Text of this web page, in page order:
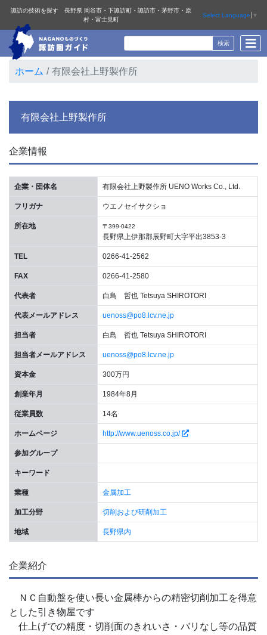
諏訪の技術を探す 長野県 岡谷市・下諏訪町・諏訪市・茅野市・原
村・富士見町
Select Language ▼
ホーム 有限会社上野製作所
有限会社上野製作所
企業情報
企業・団体名 有限会社上野製作所 UENO Works Co., Ltd.
フリガナ ウエノセイサクショ
所在地 〒399-0422
長野県上伊那郡辰野町大字平出3853-3
TEL 0266-41-2562
FAX 0266-41-2580
代表者 白鳥 哲也 Tetsuya SHIROTORI
代表メールアドレス uenoss@po8.lcv.ne.jp
担当者 白鳥 哲也 Tetsuya SHIROTORI
担当者メールアドレス uenoss@po8.lcv.ne.jp
資本金 300万円
創業年月 1984年8月
従業員数 14名
ホームページ http://www.uenoss.co.jp/
参加グループ
キーワード
業種 金属加工
加工分野 切削および研削加工
地域 長野県内
企業紹介
ＮＣ自動盤を使い長い金属棒からの精密切削加工を得意
とした引き物屋です
仕上げでの精度・切削面のきれいさ・バリなし等の品質